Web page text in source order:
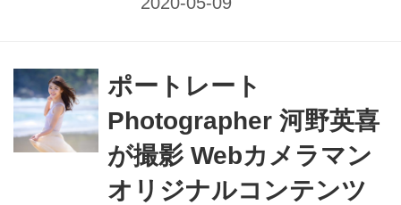
モデルの動きに合わせてフレームをキ
メる様子を堪能しよう。
ポートレート
Photographer 河野英喜
が撮影 Webカメラマン
オリジナルコンテンツ